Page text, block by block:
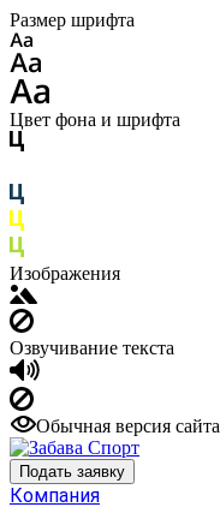
Размер шрифта
Цвет фона и шрифта
Изображения
Озвучивание текста
Обычная версия сайта
Подать заявку
Компания